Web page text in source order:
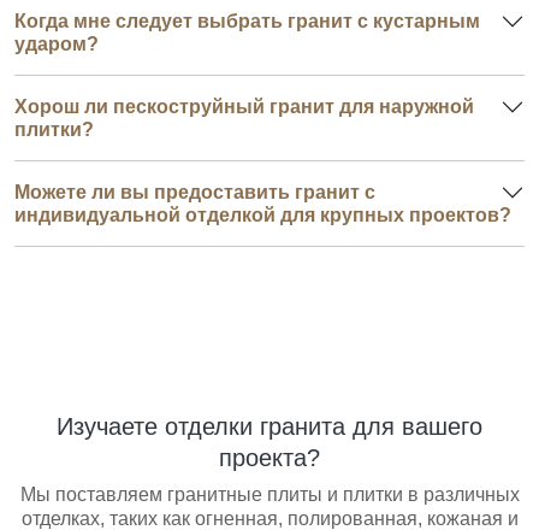
Когда мне следует выбрать гранит с кустарным
ударом?
Хорош ли пескоструйный гранит для наружной
плитки?
Можете ли вы предоставить гранит с
индивидуальной отделкой для крупных проектов?
Изучаете отделки гранита для вашего
проекта?
Мы поставляем гранитные плиты и плитки в различных
отделках, таких как огненная, полированная, кожаная и